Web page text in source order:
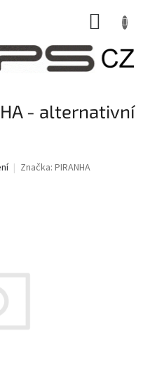
- alternativní
Značka: PIRANHA